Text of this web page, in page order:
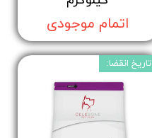
اتمام موجودی
تاریخ انقضا: